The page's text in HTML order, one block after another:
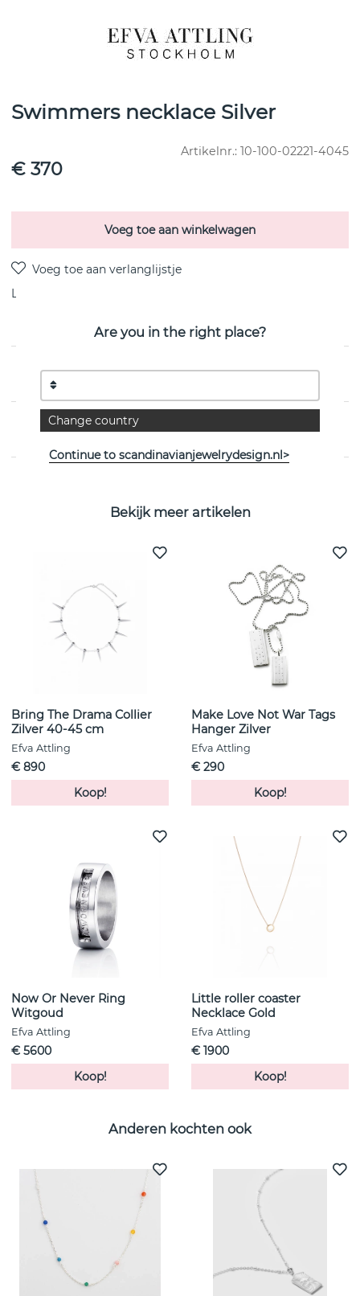
Swimmers necklace Silver
Artikelnr.: 10-100-02221-4045
€ 370
Voeg toe aan winkelwagen
Levering:
PRODUCTOMSCHRIJVING
EIGENSCHAPPEN
Bekijk meer artikelen
Bring The Drama Collier
Zilver 40-45 cm
Efva Attling
€ 890
Koop!
Make Love Not War Tags
Hanger Zilver
Efva Attling
€ 290
Koop!
Now Or Never Ring
Witgoud
Efva Attling
€ 5600
Koop!
Little roller coaster
Necklace Gold
Efva Attling
€ 1900
Koop!
Anderen kochten ook
Are you in the right place?
Change country
Continue to scandinavianjewelrydesign.nl>